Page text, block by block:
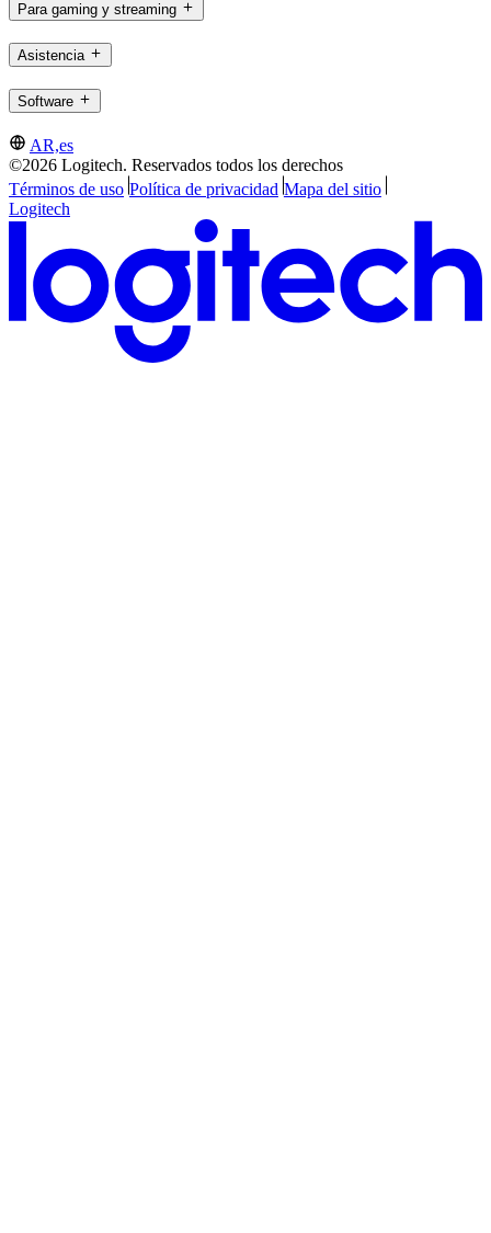
Para gaming y streaming
Asistencia
Software
AR,es
©2026 Logitech. Reservados todos los derechos
Términos de uso Política de privacidad Mapa del sitio
Logitech